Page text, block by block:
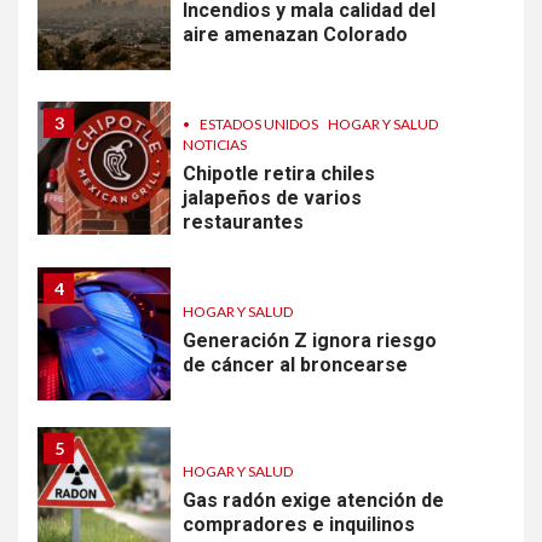
Incendios y mala calidad del
aire amenazan Colorado
3 • ESTADOS UNIDOS HOGAR Y SALUD
NOTICIAS
Chipotle retira chiles
jalapeños de varios
restaurantes
4
HOGAR Y SALUD
Generación Z ignora riesgo
de cáncer al broncearse
5
HOGAR Y SALUD
Gas radón exige atención de
compradores e inquilinos